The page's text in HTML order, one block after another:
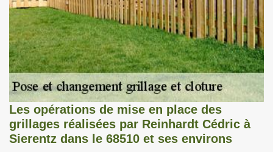
Les opérations de mise en place des
grillages réalisées par Reinhardt Cédric à
Sierentz dans le 68510 et ses environs